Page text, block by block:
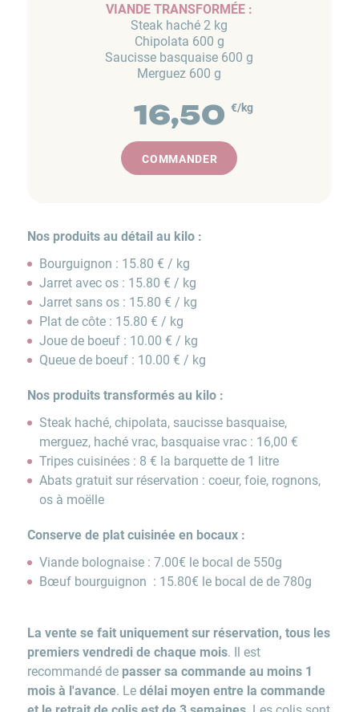
VIANDE TRANSFORMÉE :
Steak haché 2 kg
Chipolata 600 g
Saucisse basquaise 600 g
Merguez 600 g
16,50 €/kg
COMMANDER
Nos produits au détail au kilo :
Bourguignon : 15.80 € / kg
Jarret avec os : 15.80 € / kg
Jarret sans os : 15.80 € / kg
Plat de côte : 15.80 € / kg
Joue de boeuf : 10.00 € / kg
Queue de boeuf : 10.00 € / kg
Nos produits transformés au kilo :
Steak haché, chipolata, saucisse basquaise,
merguez, haché vrac, basquaise vrac : 16,00 €
Tripes cuisinées : 8 € la barquette de 1 litre
Abats gratuit sur réservation : coeur, foie, rognons,
os à moëlle
Conserve de plat cuisinée en bocaux :
Viande bolognaise : 7.00€ le bocal de 550g
Bœuf bourguignon : 15.80€ le bocal de de 780g
La vente se fait uniquement sur réservation, tous les
premiers vendredi de chaque mois. Il est
recommandé de passer sa commande au moins 1
mois à l'avance. Le délai moyen entre la commande